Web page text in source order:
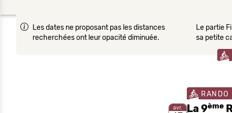
Les dates ne proposant pas les distances
recherchées ont leur opacité diminuée.
Le partie
sa petite
avr.
RANDO
La 9ème